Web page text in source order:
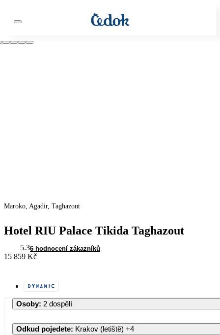
Maroko, Agadir, Taghazout
Hotel RIU Palace Tikida Taghazout
5.36 hodnocení zákazníků
15 859 Kč
Osoby: 2 dospělí
Odkud pojedete: Krakov (letiště) +4